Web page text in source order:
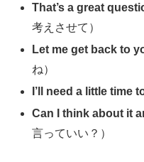
That’s a great
考えさせて）
Let me get back to
ね）
I’ll need a little time
Can I think about it
言っていい？）